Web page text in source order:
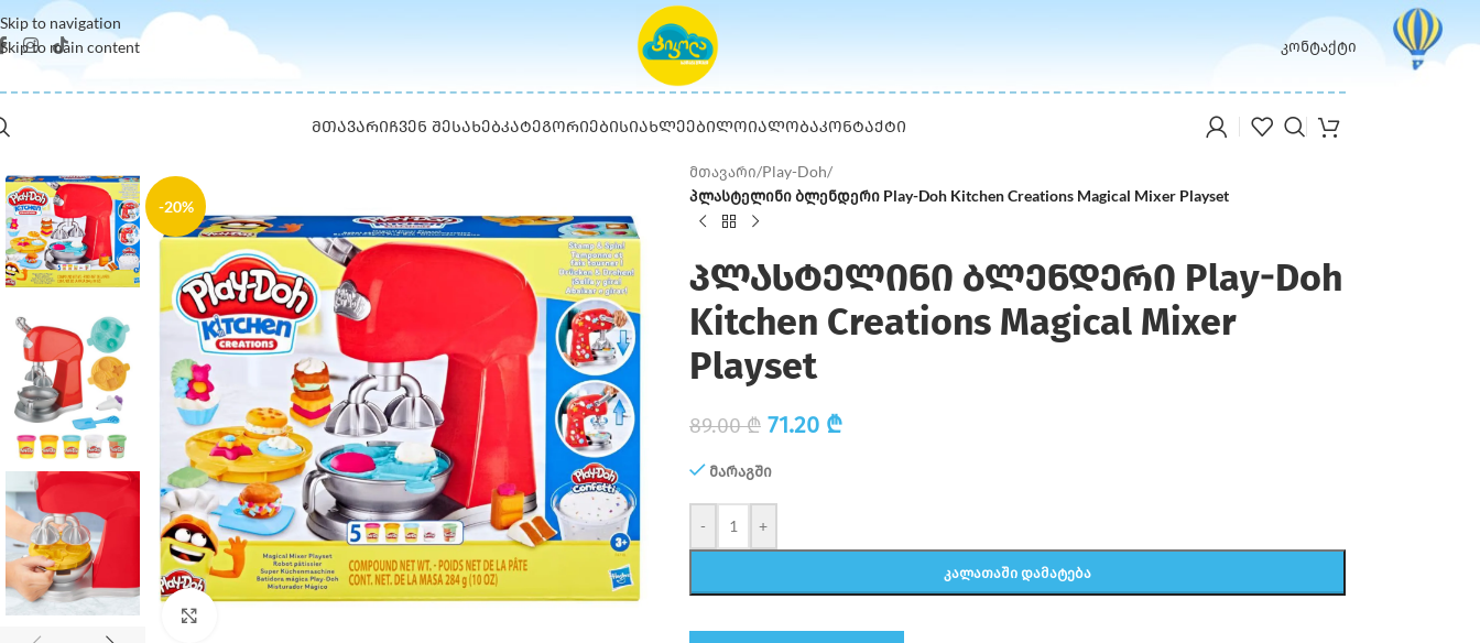
Skip to navigation
Skip to main content
კონტაქტი
ᲛᲗᲐᲕᲐᲠᲘᲩᲕᲔᲜ ᲨᲔᲡᲐᲮᲔᲑᲙᲐᲢᲔᲒᲝᲠᲘᲔᲑᲘᲡᲘᲐᲮᲚᲔᲔᲑᲘᲚᲝᲘᲐᲚᲝᲑᲐᲙᲝᲜᲢᲐᲥᲢᲘ
-20%
მთავარი/Play-Doh/
პლასტელინი ბლენდერი Play-Doh Kitchen Creations Magical Mixer Playset
პლასტელინი ბლენდერი Play-Doh
Kitchen Creations Magical Mixer
Playset
89.00₾ 71.20 ₾
მარაგში
- +
ᲙᲐᲚᲐᲗᲐᲨᲘ ᲓᲐᲛᲐᲢᲔᲑᲐ